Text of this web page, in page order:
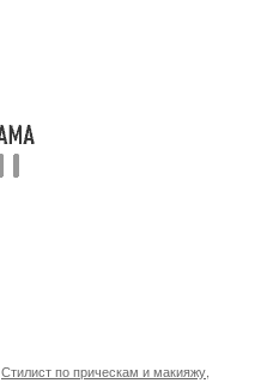
Стилист по прическам и макияжу